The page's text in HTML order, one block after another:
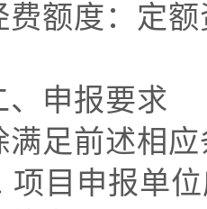
度：定额
申报要求
前述相应
项目申报单